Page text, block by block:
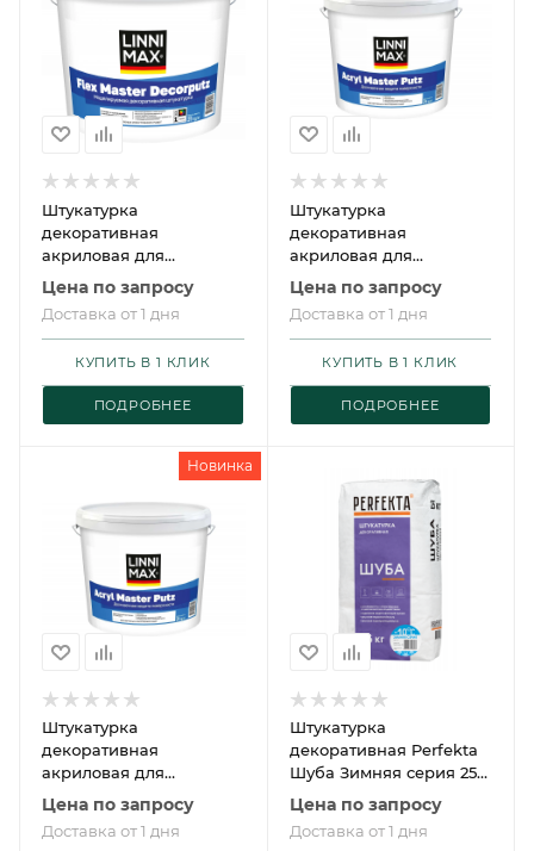
Штукатурка
декоративная
акриловая для
внутренних и наружных
работ LINNIMAX Flex
Master Decorputz /
ЛИННИМАКС Флекс
Мастер Декопутц
Цена по запросу
Доставка от 1 дня
ПОДРОБНЕЕ
КУПИТЬ В 1 КЛИК
Штукатурка
декоративная
акриловая для
внутренних и наружных
работ КАМЕШКОВАЯ
LINNIMAX Acryl Optima
Putz / ЛИННИМАКС
Акрил Оптима Путц
Цена по запросу
Доставка от 1 дня
ПОДРОБНЕЕ
КУПИТЬ В 1 КЛИК
Новинка
Штукатурка
декоративная
акриловая для
внутренних и наружных
работ КАМЕШКОВАЯ
LINNIMAX Acryl Master
Цена по запросу
Доставка от 1 дня
Штукатурка
декоративная Perfekta
Шуба Зимняя серия 25
кг
Цена по запросу
Доставка от 1 дня